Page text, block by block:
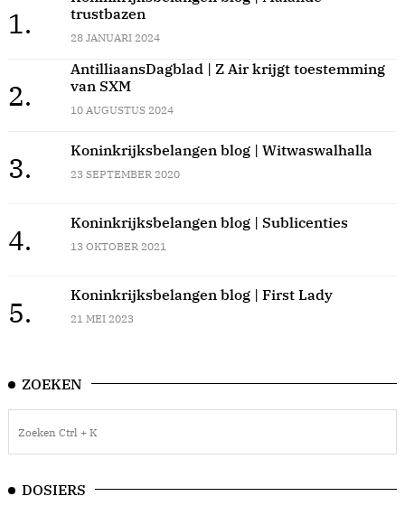
1.
trustbazen
28 JANUARI 2024
2.
AntilliaansDagblad | Z Air krijgt toestemming
van SXM
10 AUGUSTUS 2024
3.
Koninkrijksbelangen blog | Witwaswalhalla
23 SEPTEMBER 2020
4.
Koninkrijksbelangen blog | Sublicenties
13 OKTOBER 2021
5.
Koninkrijksbelangen blog | First Lady
21 MEI 2023
ZOEKEN
DOSIERS